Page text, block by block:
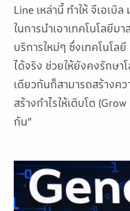
Line เหล่านี้ ทำให้ จีเอเบิ
ในการนำเอาเทคโนโลยี
บริการใหม่ๆ ซึ่งเทคโนโล
ได้จริง ช่วยให้ยังคงรักษา
เดียวกันก็สามารถสร้างค
สร้างกำไรให้เติบโต
กัน”